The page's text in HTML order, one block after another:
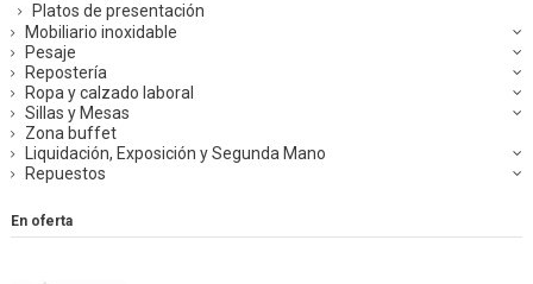
Platos de presentación
Mobiliario inoxidable
Pesaje
Repostería
Ropa y calzado laboral
Sillas y Mesas
Zona buffet
Liquidación, Exposición y Segunda Mano
Repuestos
En oferta